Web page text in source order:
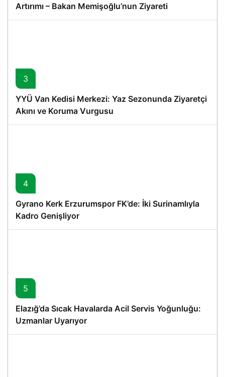
Artırımı – Bakan Memişoğlu’nun Ziyareti
3
YYÜ Van Kedisi Merkezi: Yaz Sezonunda Ziyaretçi
Akını ve Koruma Vurgusu
4
Gyrano Kerk Erzurumspor FK’de: İki Surinamlıyla
Kadro Genişliyor
5
Elazığ’da Sıcak Havalarda Acil Servis Yoğunluğu:
Uzmanlar Uyarıyor